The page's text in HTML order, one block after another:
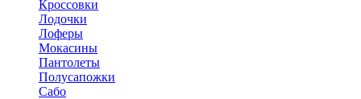
Кроссовки
Лодочки
Лоферы
Мокасины
Пантолеты
Полусапожки
Сабо